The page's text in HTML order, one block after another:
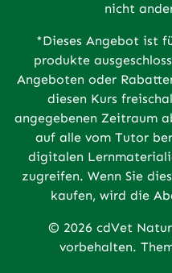
nicht
*Dieses Angebot ist
produkte
Angeboten oder
diesen Kurs
angegebenen Zeitraum
auf alle vom Tutor
digitalen
zugreifen. Wenn Sie
kaufen, wird die
© 2026 cdVet
vorbehalten.